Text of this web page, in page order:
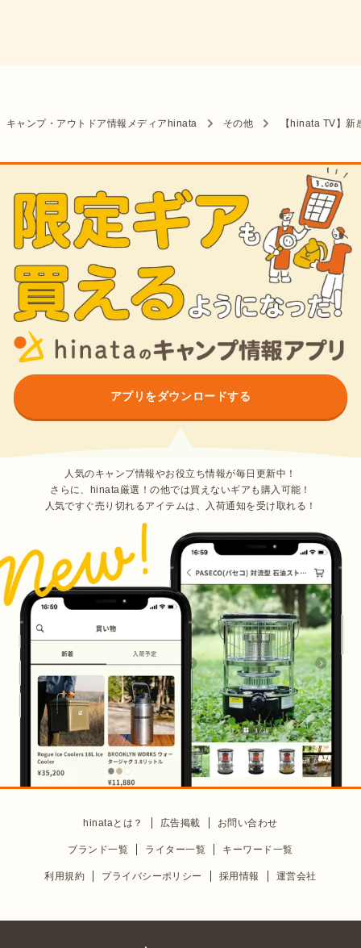
キャンプ・アウトドア情報メディアhinata その他 【hinata TV】新
アプリをダウンロードする
人気のキャンプ情報やお役立ち情報が毎日更新中！
さらに、hinata厳選！の他では買えないギアも購入可能！
人気ですぐ売り切れるアイテムは、入荷通知を受け取れる！
hinataとは？ 広告掲載 お問い合わせ
ブランド一覧 ライター一覧 キーワード一覧
利用規約 プライバシーポリシー 採用情報 運営会社